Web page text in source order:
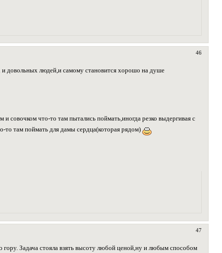
46
и довольных людей,и самому становится хорошо на душе
совочком что-то там пытались поймать,иногда резко выдергивая с
там поймать для дамы сердца(которая рядом)
47
Задача стояла взять высоту любой ценой,ну и любым способом